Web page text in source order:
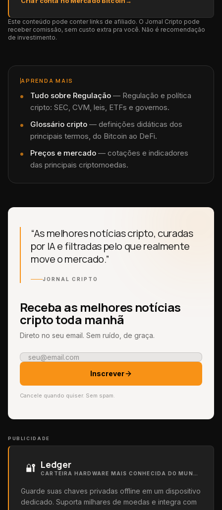
Este conteúdo pode conter links de afiliado. O Jornal Cripto pode
receber comissão, sem custo extra pra você. Não é recomendação
de investimento.
APRENDA MAIS
Tudo sobre Regulação — Regulação e política
cripto: SEC, CVM, leis, ETFs e governos.
Glossário cripto — definições didáticas dos
principais termos, do Bitcoin ao DeFi.
Preços e mercado — cotações e indicadores
das principais criptomoedas.
“As melhores notícias cripto, curadas
por IA e filtradas pelo que realmente
move o mercado.”
JORNAL CRIPTO
Receba as melhores notícias
cripto toda manhã
Direto no seu email. Sem ruído, de graça.
Inscrever
Cancele quando quiser. Sem spam.
PUBLICIDADE
🔐 Ledger
Guarde suas chaves privadas offline em um dispositivo
dedicado. Suporta milhares de moedas e integra com